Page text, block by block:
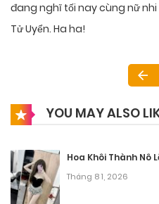
đang nghĩ tối nay cùng nữ
Tử Uyển. Ha ha!
YOU MAY ALSO
Hoa Khôi Thành Nô
Tháng 8 1, 2026